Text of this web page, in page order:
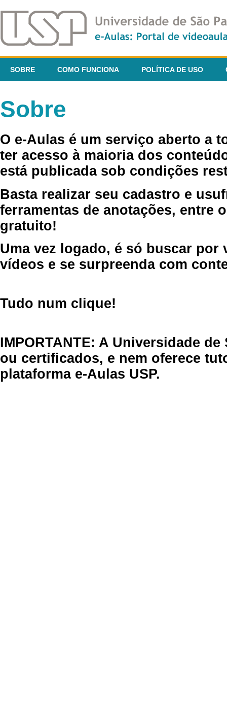
SOBRE COMO FUNCIONA POLÍTICA DE USO
Sobre
O e-Aulas é um serviço aberto a
ter acesso à maioria dos
está publicada sob condições
Basta realizar seu cadastro e
ferramentas de anotações, entre
gratuito!
Uma vez logado, é só buscar por
vídeos e se surpreenda com
Tudo num clique!
IMPORTANTE: A Universidade
ou certificados, e nem oferece
plataforma e-Aulas USP.